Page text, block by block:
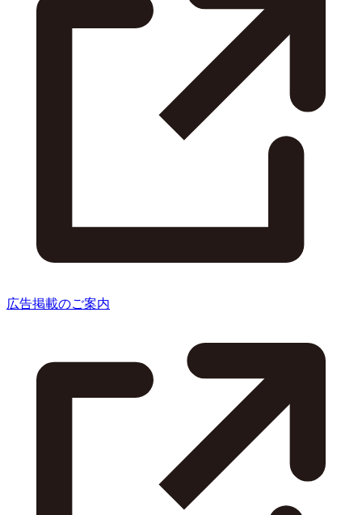
広告掲載のご案内